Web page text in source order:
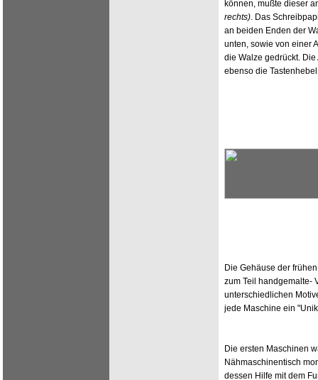
können, mußte dieser
rechts). Das
an beiden Enden der
unten, sowie von einer
die Walze gedrückt.
ebenso die
Die Gehäuse der
zum Teil handgemalte-
unterschiedlichen
jede Maschine ein
Die ersten Maschinen
Nähmaschinentisch
dessen Hilfe mit dem